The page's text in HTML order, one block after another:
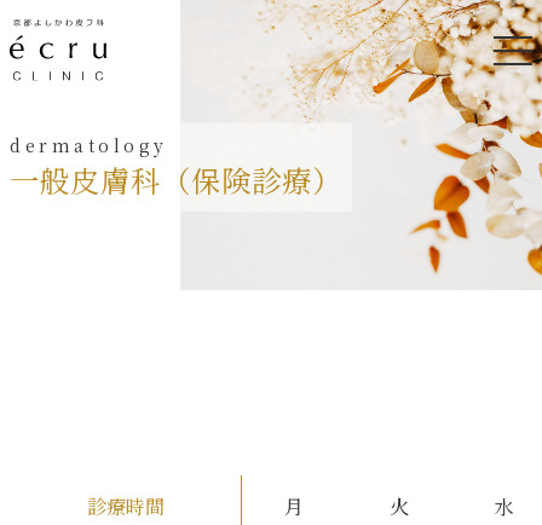
一般皮膚科（保険診療）
診療時間 月 火 水